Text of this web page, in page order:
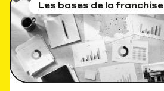
Les bases de la franchise